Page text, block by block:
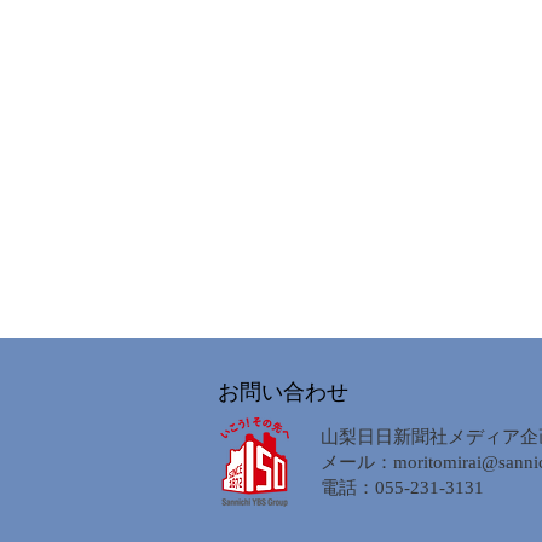
お問い合わせ
山梨日日新聞社メディア企
メール：
電話：055-231-3131